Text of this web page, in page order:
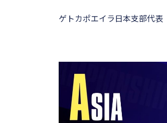
ゲトカポエイラ日本支部代